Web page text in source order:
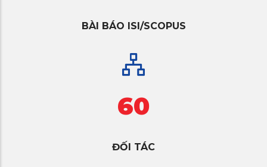
BÀI BÁO ISI/SCOPUS
60
ĐỐI TÁC